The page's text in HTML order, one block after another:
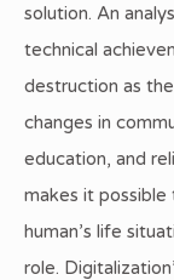
solution. An
technical
destruction as
changes in
education, and
makes it
human’s life
role.